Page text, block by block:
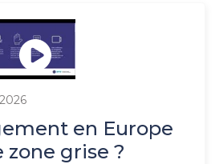
en Europe
zone grise ?